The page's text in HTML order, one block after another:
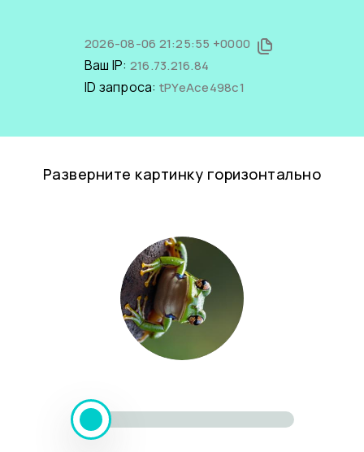
2026-08-06 21:25:55 +0000
Ваш IP: 216.73.216.84
ID запроса: tPYeAce498c1
Разверните картинку горизонтально